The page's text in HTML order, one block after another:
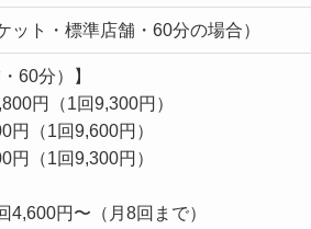
ット・標準店舗・60分の場合）
60分）】
円（1回9,300円）
円（1回9,600円）
円（1回9,300円）
4,600円〜（月8回まで）